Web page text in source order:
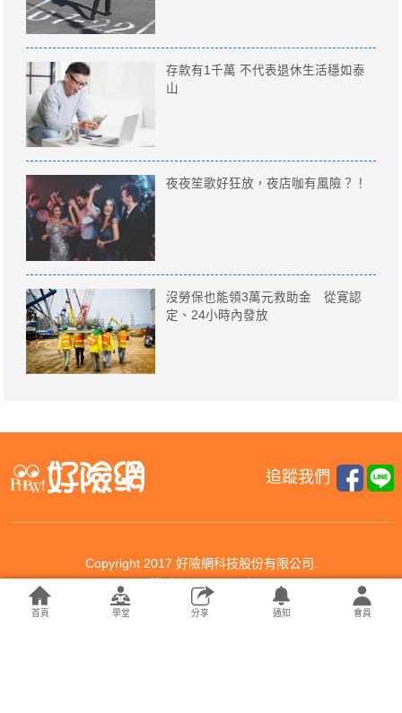
存款有1千萬 不代表退休生活穩如泰
山
夜夜笙歌好狂放，夜店咖有風險？！
沒勞保也能領3萬元救助金 從寛認
定、24小時內發放
追蹤我們
Copyright 2017 好險網科技股份有限公司.
All rights reserved.